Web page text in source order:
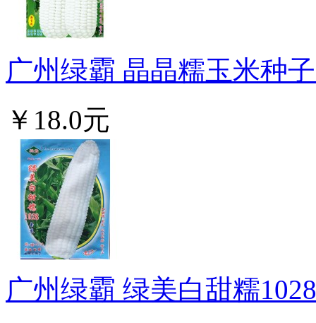
广州绿霸 晶晶糯玉米种
￥18.0元
广州绿霸 绿美白甜糯